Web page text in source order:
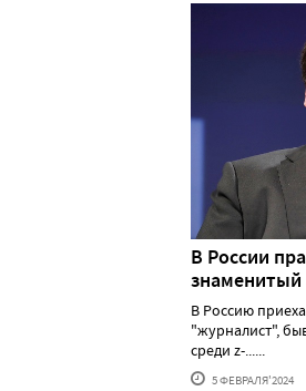
В России
В Россию
"журналист",
среди z-......
5 ФЕВРАЛЯ'2024